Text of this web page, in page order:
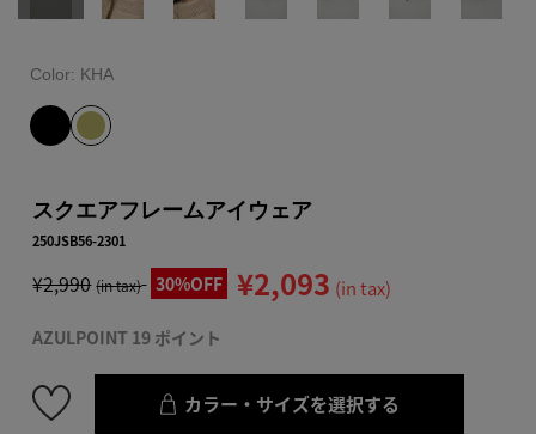
Color: KHA
スクエアフレームアイウェア
250JSB56-2301
¥2,990 (in tax) 30%OFF ¥2,093 (in tax)
AZULPOINT 19 ポイント
カラー・サイズを選択する